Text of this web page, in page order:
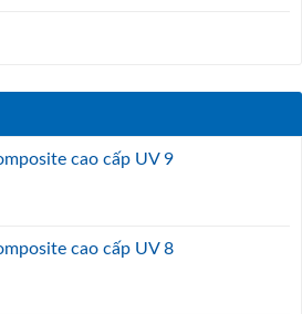
cao cấp UV 9
cao cấp UV 8